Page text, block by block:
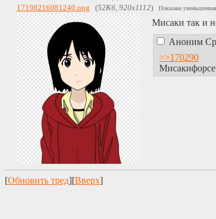
17198216081240.png (52Кб, 920x1112) Показана
Мисаки так и
Аноним
>>170290
[Обновить тред][Вверх]